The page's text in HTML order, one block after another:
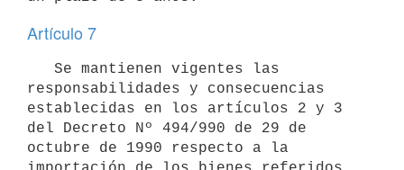
Artículo 7
responsabilidades y consecuencias
establecidas en los artículos 2 y 3
del Decreto Nº 494/990 de 29 de
octubre de 1990 respecto a la